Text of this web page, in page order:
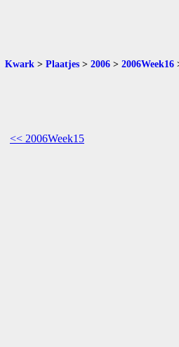
Kwark > Plaatjes > 2006 > 2006Week16
<< 2006Week15